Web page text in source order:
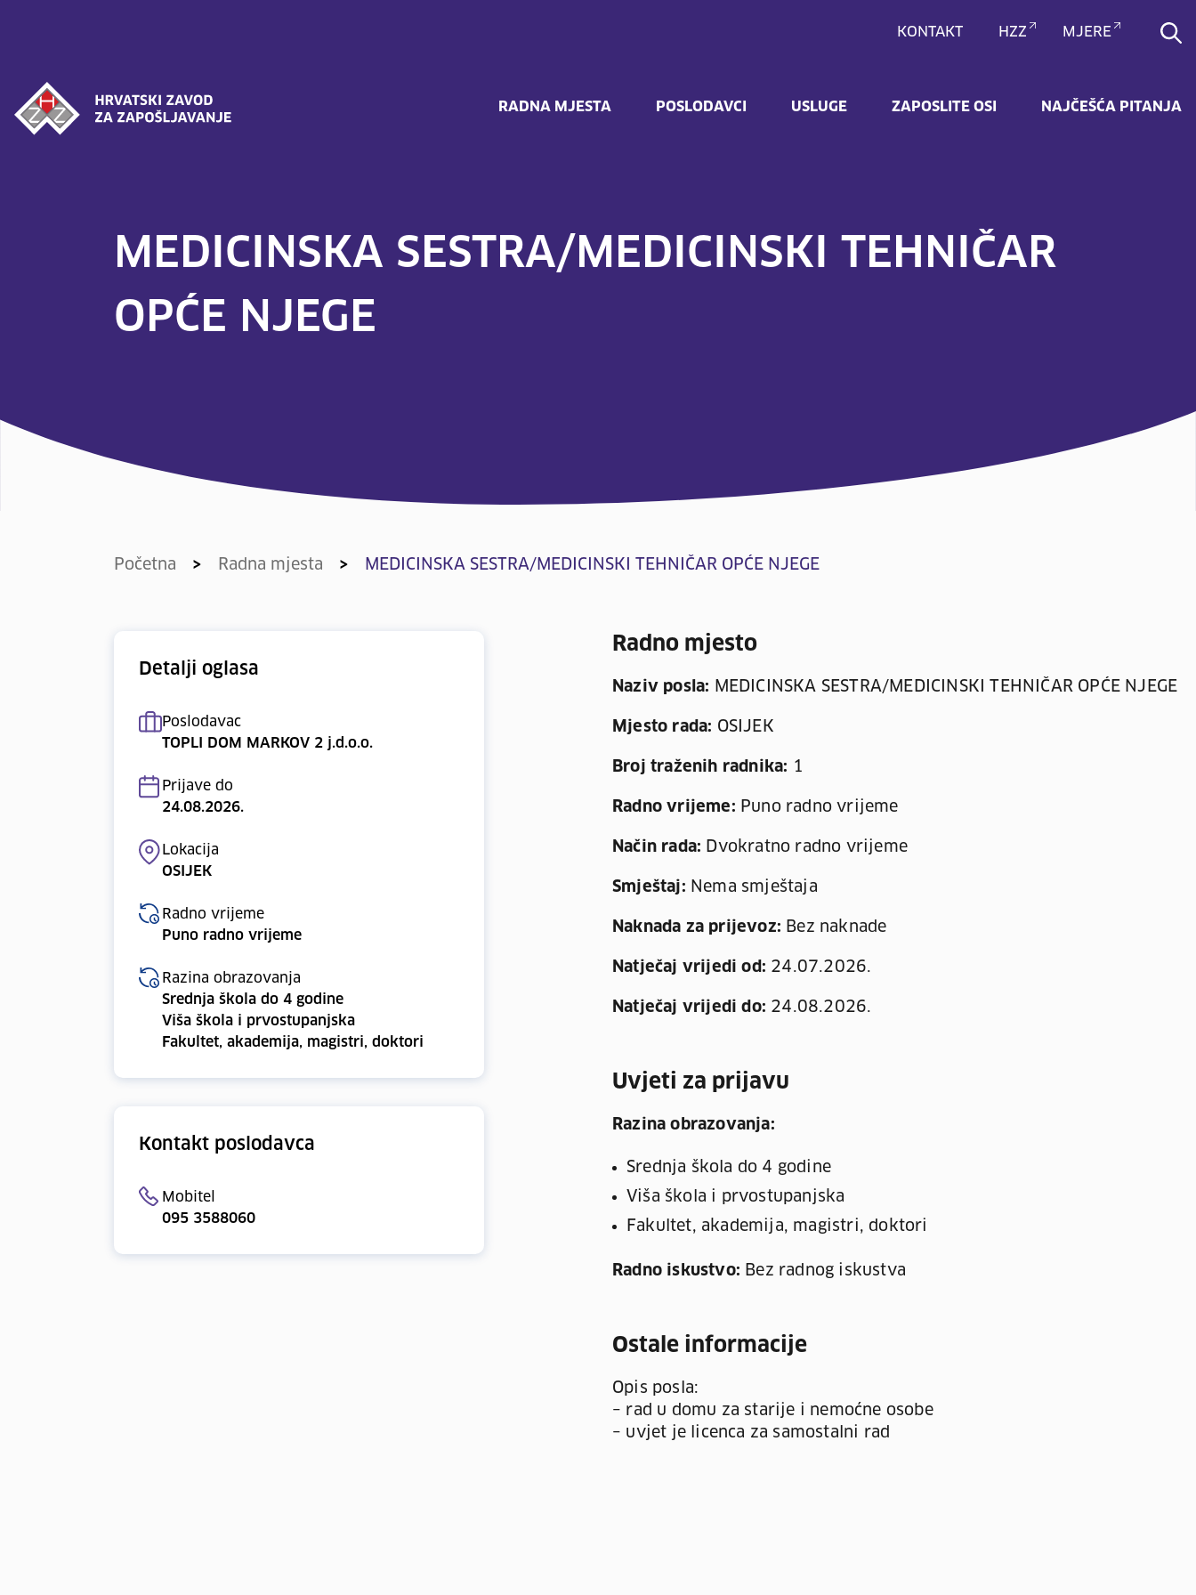
Povratak na naslovnicu
KONTAKT HZZ MJERE
RADNA MJESTA POSLODAVCI USLUGE ZAPOSLITE OSI NAJČEŠĆA PITANJA
MEDICINSKA SESTRA/MEDICINSKI TEHNIČAR
OPĆE NJEGE
Početna > Radna mjesta > MEDICINSKA SESTRA/MEDICINSKI TEHNIČAR OPĆE NJEGE
Detalji oglasa
Poslodavac
TOPLI DOM MARKOV 2 j.d.o.o.
Prijave do
24.08.2026.
Lokacija
OSIJEK
Radno vrijeme
Puno radno vrijeme
Razina obrazovanja
Srednja škola do 4 godine
Viša škola i prvostupanjska
Fakultet, akademija, magistri, doktori
Kontakt poslodavca
Mobitel
095 3588060
Radno mjesto
Naziv posla: MEDICINSKA SESTRA/MEDICINSKI TEHNIČAR OPĆE NJEGE
Mjesto rada: OSIJEK
Broj traženih radnika: 1
Radno vrijeme: Puno radno vrijeme
Način rada: Dvokratno radno vrijeme
Smještaj: Nema smještaja
Naknada za prijevoz: Bez naknade
Natječaj vrijedi od: 24.07.2026.
Natječaj vrijedi do: 24.08.2026.
Uvjeti za prijavu
Razina obrazovanja:
Srednja škola do 4 godine
Viša škola i prvostupanjska
Fakultet, akademija, magistri, doktori
Radno iskustvo: Bez radnog iskustva
Ostale informacije
Opis posla:
– rad u domu za starije i nemoćne osobe
– uvjet je licenca za samostalni rad